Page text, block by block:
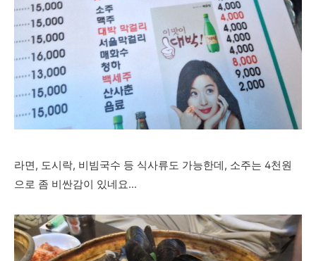
라면, 도시락, 비빔국수 등 식사류도 가능한데, 소주는 4천원
으로 좀 비싼감이 있네요...